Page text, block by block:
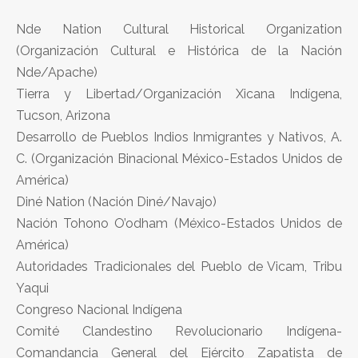
Nde Nation Cultural Historical Organization
(Organización Cultural e Histórica de la Nación
Nde/Apache)
Tierra y Libertad/Organización Xicana Indígena,
Tucson, Arizona
Desarrollo de Pueblos Indios Inmigrantes y Nativos, A.
C. (Organización Binacional México-Estados Unidos de
América)
Diné Nation (Nación Diné/Navajo)
Nación Tohono O’odham (México-Estados Unidos de
América)
Autoridades Tradicionales del Pueblo de Vicam, Tribu
Yaqui
Congreso Nacional Indígena
Comité Clandestino Revolucionario Indígena-
Comandancia General del Ejército Zapatista de